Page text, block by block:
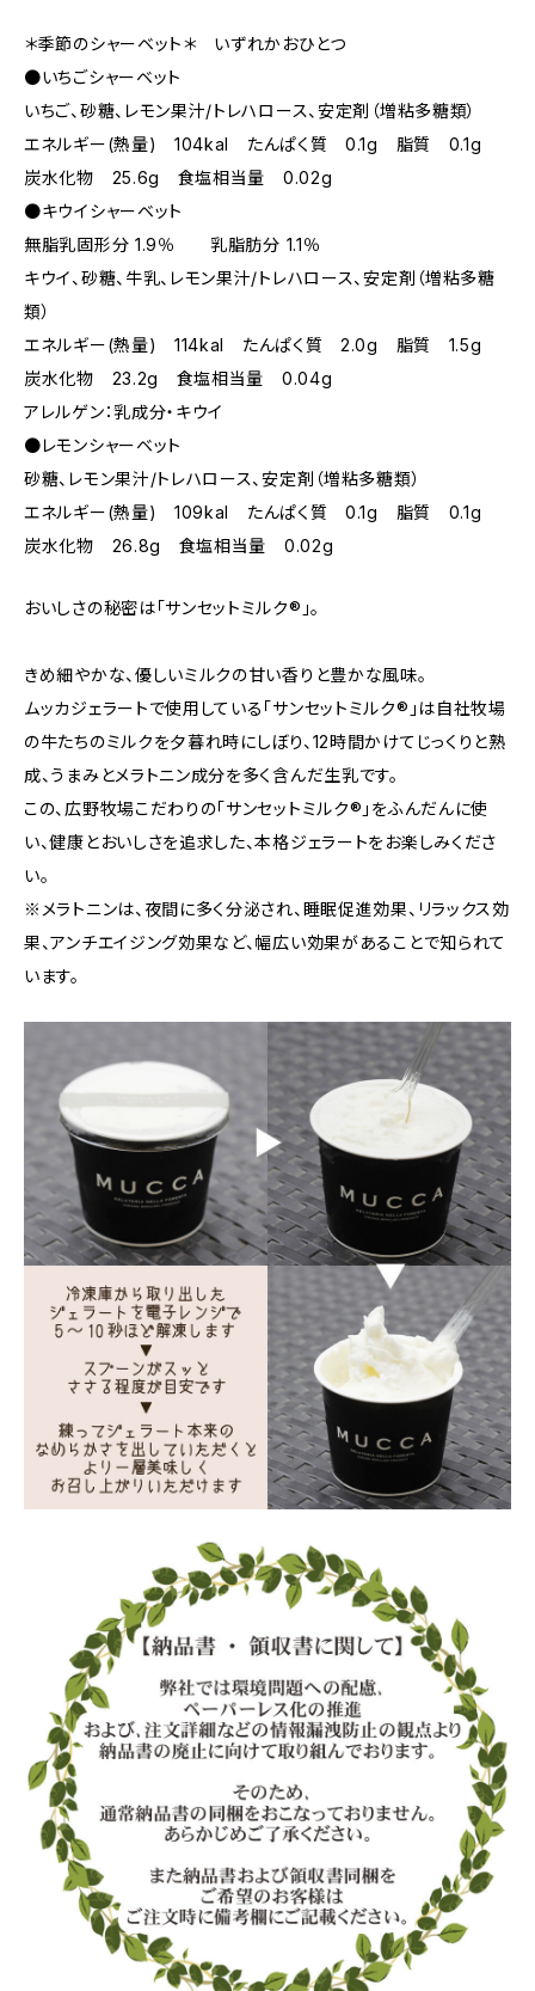
＊季節のシャーベット＊ いずれかおひとつ
●いちごシャーベット
いちご、砂糖、レモン果汁/トレハロース、安定剤（増粘多糖類）
エネルギー(熱量) 104kal たんぱく質 0.1g 脂質 0.1g
炭水化物 25.6g 食塩相当量 0.02g
●キウイシャーベット
無脂乳固形分 1.9％ 乳脂肪分 1.1％
キウイ、砂糖、牛乳、レモン果汁/トレハロース、安定剤（増粘多糖
類）
エネルギー(熱量) 114kal たんぱく質 2.0g 脂質 1.5g
炭水化物 23.2g 食塩相当量 0.04g
アレルゲン：乳成分・キウイ
●レモンシャーベット
砂糖、レモン果汁/トレハロース、安定剤（増粘多糖類）
エネルギー(熱量) 109kal たんぱく質 0.1g 脂質 0.1g
炭水化物 26.8g 食塩相当量 0.02g
おいしさの秘密は「サンセットミルク®」。
きめ細やかな、優しいミルクの甘い香りと豊かな風味。
ムッカジェラートで使用している「サンセットミルク®」は自社牧場
の牛たちのミルクを夕暮れ時にしぼり、12時間かけてじっくりと熟
成、うまみとメラトニン成分を多く含んだ生乳です。
この、広野牧場こだわりの「サンセットミルク®」をふんだんに使
い、健康とおいしさを追求した、本格ジェラートをお楽しみくださ
い。
※メラトニンは、夜間に多く分泌され、睡眠促進効果、リラックス効
果、アンチエイジング効果など、幅広い効果があることで知られて
います。